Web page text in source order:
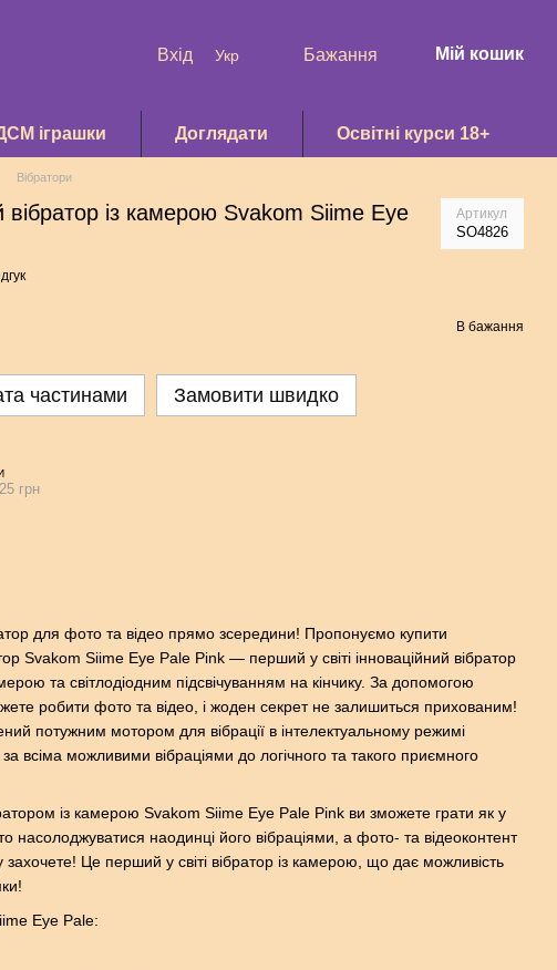
Вхід Укр Бажання Мій кошик
іграшки Доглядати Освітні курси 18+
Вібратори
вібратор із камерою Svakom Siime Eye
Артикул
SO4826
В бажання
частинами Замовити швидко
грн
для фото та відео прямо зсередини! Пропонуємо купити
Svakom Siime Eye Pale Pink — перший у світі інноваційний вібратор
та світлодіодним підсвічуванням на кінчику. За допомогою
робити фото та відео, і жоден секрет не залишиться прихованим!
потужним мотором для вібрації в інтелектуальному режимі
всіма можливими вібраціями до логічного та такого приємного
із камерою Svakom Siime Eye Pale Pink ви зможете грати як у
насолоджуватися наодинці його вібраціями, а фото- та відеоконтент
захочете! Це перший у світі вібратор із камерою, що дає можливість
Eye Pale: